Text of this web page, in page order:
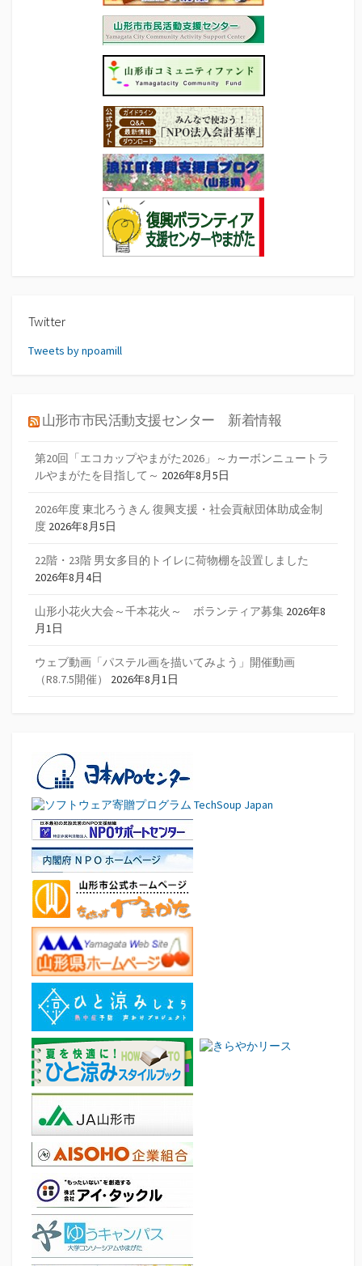
Twitter
Tweets by npoamill
山形市市民活動支援センター 新着情報
第20回「エコカップやまがた2026」～カーボンニュートラ
ルやまがたを目指して～ 2026年8月5日
2026年度 東北ろうきん 復興支援・社会貢献団体助成金制
度 2026年8月5日
22階・23階 男女多目的トイレに荷物棚を設置しました
2026年8月4日
山形小花火大会～千本花火～ ボランティア募集 2026年8
月1日
ウェブ動画「パステル画を描いてみよう」開催動画
（R8.7.5開催）
2026年8月1日